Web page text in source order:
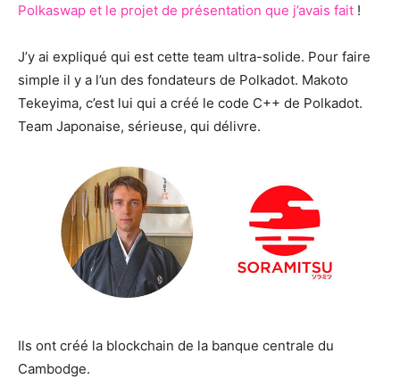
Polkaswap et le projet de présentation que j’avais fait !
J’y ai expliqué qui est cette team ultra-solide. Pour faire
simple il y a l’un des fondateurs de Polkadot. Makoto
Tekeyima, c’est lui qui a créé le code C++ de Polkadot.
Team Japonaise, sérieuse, qui délivre.
Ils ont créé la blockchain de la banque centrale du
Cambodge.